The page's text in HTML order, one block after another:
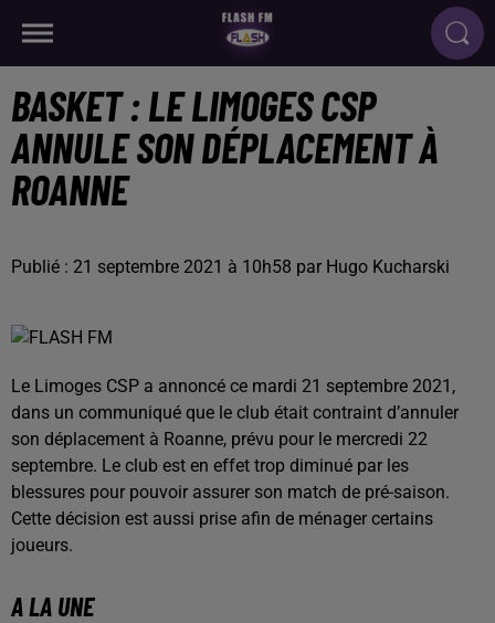
BASKET : LE LIMOGES CSP
ANNULE SON DÉPLACEMENT À
ROANNE
Publié : 21 septembre 2021 à 10h58 par Hugo Kucharski
Le Limoges CSP a annoncé ce mardi 21 septembre 2021,
dans un communiqué que le club était contraint d’annuler
son déplacement à Roanne, prévu pour le mercredi 22
septembre. Le club est en effet trop diminué par les
blessures pour pouvoir assurer son match de pré-saison.
Cette décision est aussi prise afin de ménager certains
joueurs.
A LA UNE